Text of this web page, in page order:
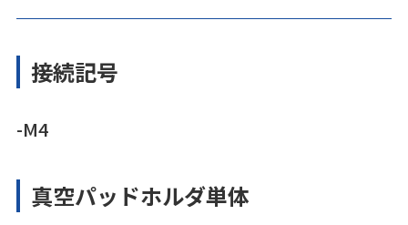
接続記号
-M4
真空パッドホルダ単体